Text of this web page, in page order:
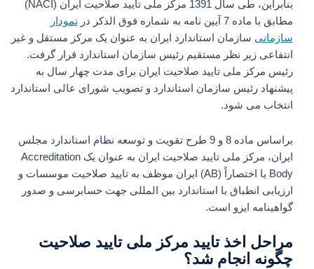
بنابراین، طی سال 1391 مرکز ملی تایید صلاحیت ایران (NACI)
مطابق با ماده 7 آیین نامه به شماره فوق الذکر در
نمودار
سازمانیسازمان استاندارد ایران به عنوان یک مرکز مستقل و غیر
انتفاعی زیر نظر مستقیم رئیس سازمان استاندارد قرار گرفت.
رئیس مرکز ملی تایید صلاحیت ایران برای مدت چهار سال به
پیشنهاد رئیس سازمان استاندارد و تصویب شورای عالی استاندارد
انتخاب می شود.
براساس ماده 8 و 9 طرح تقویت و توسعه نظام استاندارد مجلس
ایران، مرکز ملی تایید صلاحیت ایران به عنوان یک Accreditation
Body یا اختصاراً (AB) ایران موظف به تایید صلاحیت موسسات و
ارزیابی انطباق با استاندارد بین المللی جهت حسابرسی و صدور
گواهینامه ایزو است.
مراحل اخذ تایید مرکز ملی تایید صلاحیت
چگونه انجام شد؟